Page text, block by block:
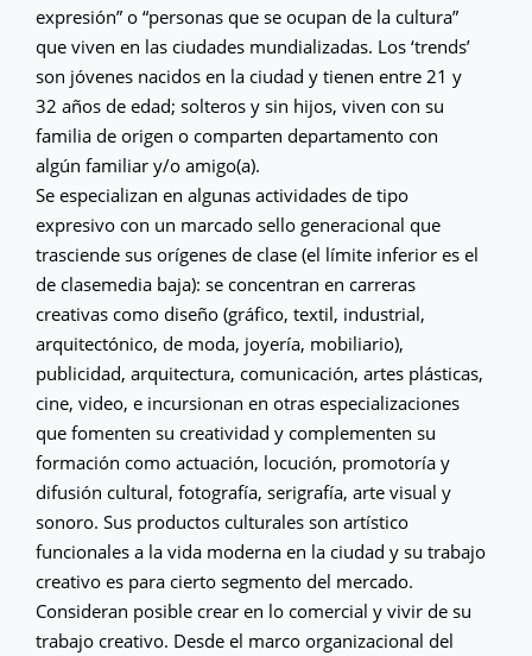
expresión” o “personas que se ocupan de la cultura”
que viven en las ciudades mundializadas. Los ‘trends’
son jóvenes nacidos en la ciudad y tienen entre 21 y
32 años de edad; solteros y sin hijos, viven con su
familia de origen o comparten departamento con
algún familiar y/o amigo(a).
Se especializan en algunas actividades de tipo
expresivo con un marcado sello generacional que
trasciende sus orígenes de clase (el límite inferior es el
de clasemedia baja): se concentran en carreras
creativas como diseño (gráfico, textil, industrial,
arquitectónico, de moda, joyería, mobiliario),
publicidad, arquitectura, comunicación, artes plásticas,
cine, video, e incursionan en otras especializaciones
que fomenten su creatividad y complementen su
formación como actuación, locución, promotoría y
difusión cultural, fotografía, serigrafía, arte visual y
sonoro. Sus productos culturales son artístico
funcionales a la vida moderna en la ciudad y su trabajo
creativo es para cierto segmento del mercado.
Consideran posible crear en lo comercial y vivir de su
trabajo creativo. Desde el marco organizacional del